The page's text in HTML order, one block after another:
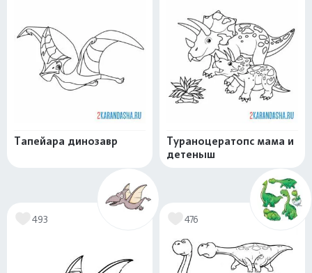
Тапейара динозавр
Тураноцератопс мама и
детеныш
493 476